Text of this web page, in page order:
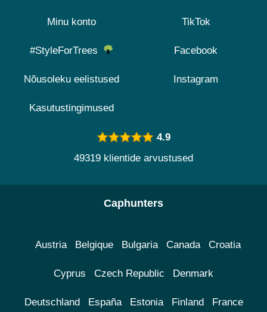
Minu konto
#StyleForTrees
Nõusoleku eelistused
Kasutustingimused
TikTok
Facebook
Instagram
4.9
49319 klientide arvustused
Caphunters
Austria Belgique Bulgaria Canada Croatia
Cyprus Czech Republic Denmark
Deutschland España Estonia Finland France